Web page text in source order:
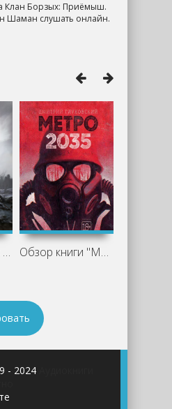
Клан Борзых: Приёмыш.
Шаман слушать онлайн.
Метро 2033 как жанр литературы Обзор книги "Метро 2035", Дмитрий
- 2024